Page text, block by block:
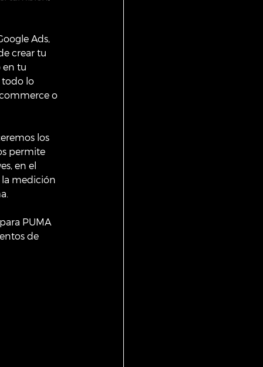
Ads,
crear tu
en tu
todo lo
o
los
permite
en el
la medición
PUMA
de